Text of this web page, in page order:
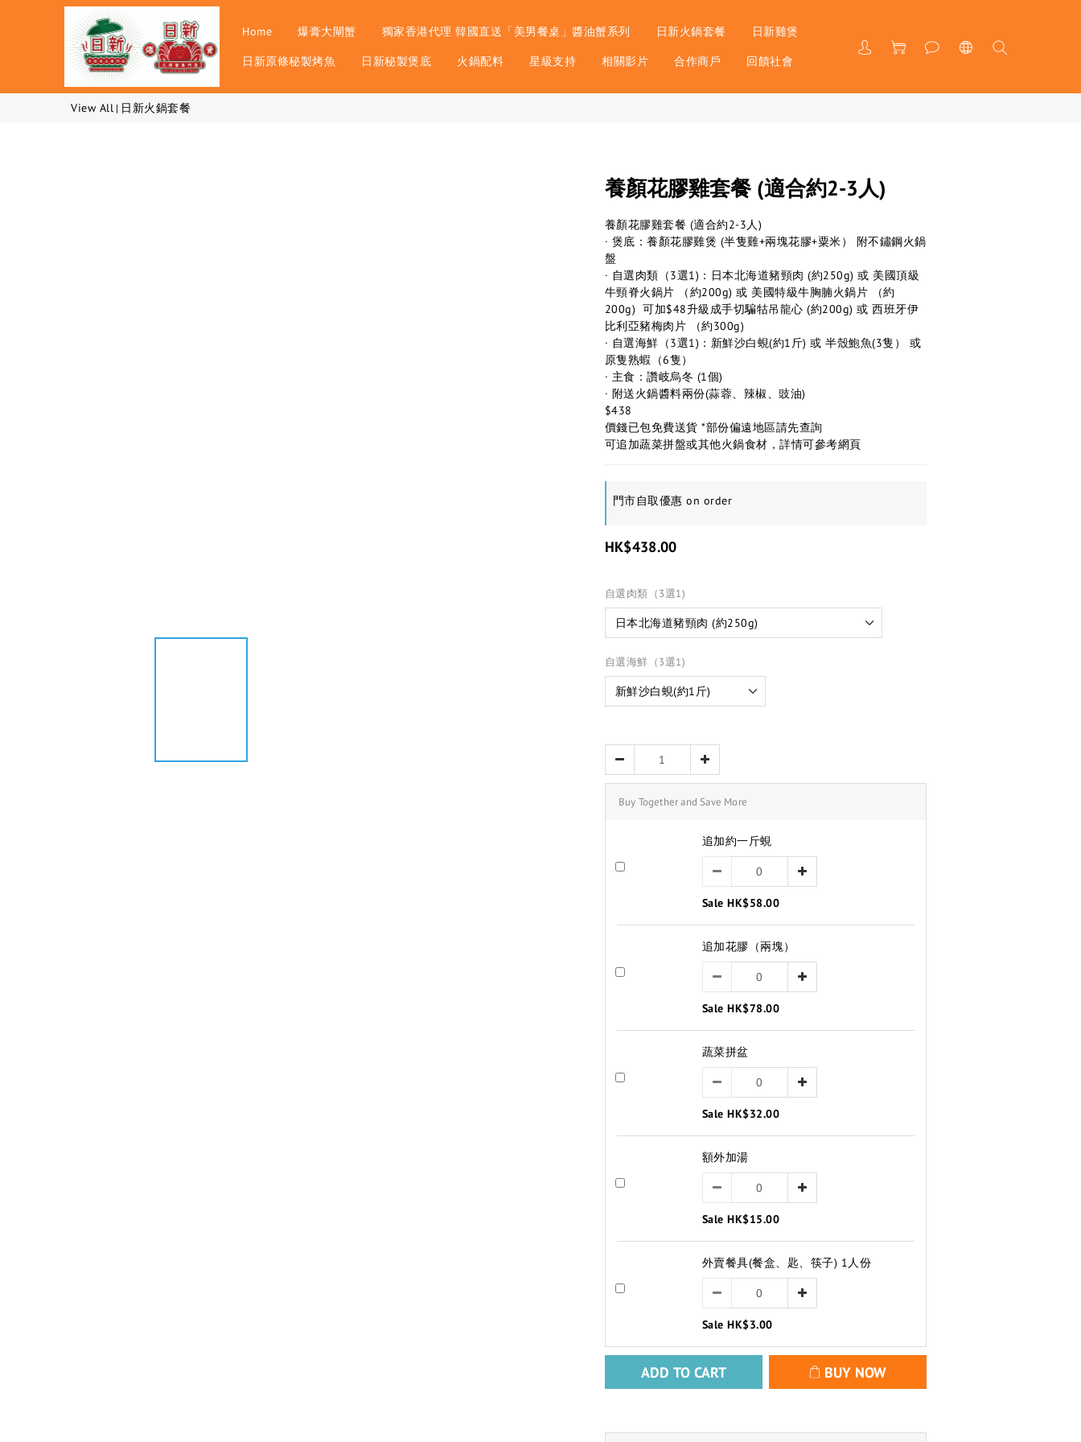
Home 爆膏大閘蟹 獨家香港代理 韓國直送「美男餐桌」醬油蟹系列 日新火鍋套餐 日新雞煲
日新原條秘製烤魚 日新秘製煲底 火鍋配料 星級支持 相關影片 合作商戶 回饋社會
View All | 日新火鍋套餐
養顏花膠雞套餐 (適合約2-3人)
養顏花膠雞套餐 (適合約2-3人)
· 煲底：養顏花膠雞煲 (半隻雞+兩塊花膠+粟米） 附不鏽鋼火鍋
盤
· 自選肉類（3選1)：日本北海道豬頸肉 (約250g) 或 美國頂級
牛頸脊火鍋片 （約200g) 或 美國特級牛胸腩火鍋片 （約
200g)  可加$48升級成手切騙牯吊龍心 (約200g) 或 西班牙伊
比利亞豬梅肉片 （約300g)
· 自選海鮮（3選1)：新鮮沙白蜆(約1斤) 或 半殼鮑魚(3隻） 或
原隻熟蝦（6隻）
· 主食：讚岐烏冬 (1個)
· 附送火鍋醬料兩份(蒜蓉、辣椒、豉油)
$438
價錢已包免費送貨 *部份偏遠地區請先查詢
可追加蔬菜拼盤或其他火鍋食材，詳情可參考網頁
門市自取優惠 on order
HK$438.00
自選肉類（3選1)
自選海鮮（3選1)
Buy Together and Save More
追加約一斤蜆
Sale HK$58.00
追加花膠（兩塊）
Sale HK$78.00
蔬菜拼盆
Sale HK$32.00
額外加湯
Sale HK$15.00
外賣餐具(餐盒、匙、筷子) 1人份
Sale HK$3.00
ADD TO CART BUY NOW